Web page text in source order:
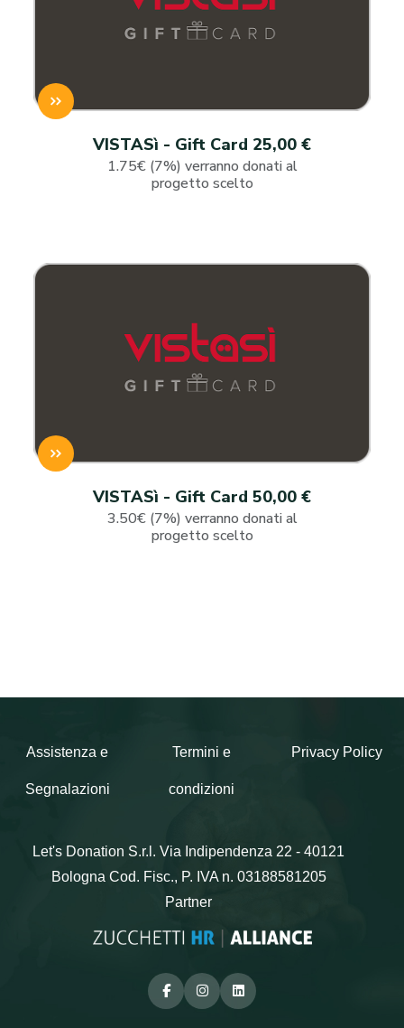
VISTASì - Gift Card 25,00 €
1.75€ (7%) verranno donati al
progetto scelto
VISTASì - Gift Card 50,00 €
3.50€ (7%) verranno donati al
progetto scelto
Assistenza e
Segnalazioni
Termini e
condizioni
Privacy Policy
Let's Donation S.r.l. Via Indipendenza 22 - 40121
Bologna Cod. Fisc., P. IVA n. 03188581205
Partner
FacebookInstagramLinkedin